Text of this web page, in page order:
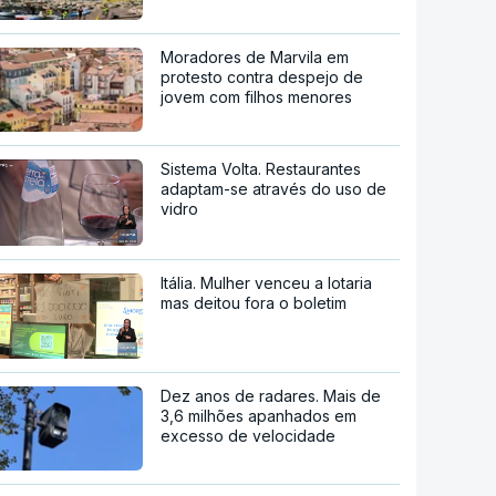
Moradores de Marvila em
protesto contra despejo de
jovem com filhos menores
Sistema Volta. Restaurantes
adaptam-se através do uso de
vidro
Itália. Mulher venceu a lotaria
mas deitou fora o boletim
Dez anos de radares. Mais de
3,6 milhões apanhados em
excesso de velocidade